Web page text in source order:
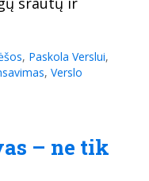
, Paskola Verslui,
, Verslo
– ne tik